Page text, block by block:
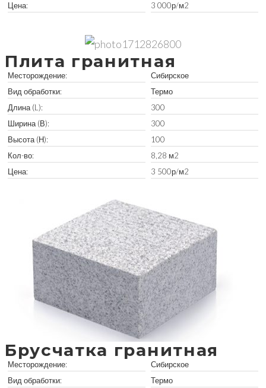
Цена:
3 000р/м2
Плита гранитная
Месторождение:
Вид обработки:
Длина (L):
Ширина (В):
Высота (Н):
Кол-во:
Цена:
Сибирское
Термо
300
300
100
8,28 м2
3 500р/м2
Брусчатка гранитная
Месторождение:
Вид обработки:
Сибирское
Термо